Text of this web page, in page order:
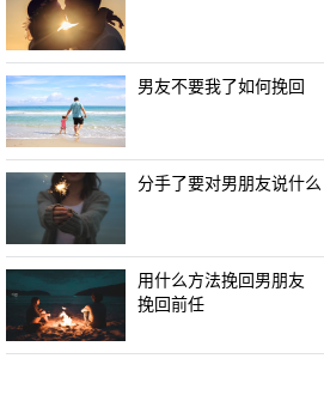
男友不要我了如何挽回
分手了要对男朋友说什么
用什么方法挽回男朋友
挽回前任